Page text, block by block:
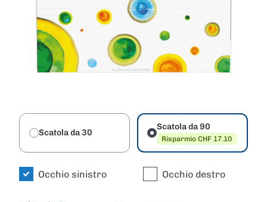
Scatola da 30
Scatola da 90
Risparmio CHF 17.10
Occhio sinistro Occhio destro